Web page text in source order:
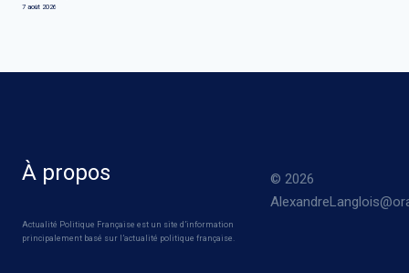
7 août 2026
À propos
Actualité Politique Française est un site d’information
principalement basé sur l’actualité politique française.
© 2026